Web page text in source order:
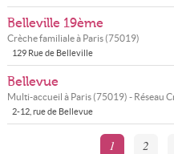
Belleville 19ème
Crèche familiale à Paris(75019)
129 Rue de Belleville
Bellevue
Multi-accueil à Paris(75019) - Réseau
2-12, rue de Bellevue
1 2